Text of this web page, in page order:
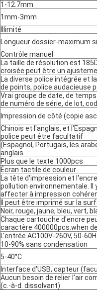
1-12.7mm
1mm-3mm
Illimité
Longueur dossier-maximum
Contrôle manuel
La taille de résolution est
croisée peut être un
La diverse police intégrée et
de points, police audacieuse
Vrai groupe de date, de
de numéro de série, de lot,
Impression de côté (copie
Chinois et l'anglais, et
police peut être facultatif
(Espagnol, Portugais, les
anglais
Plus que le texte 1000pcs
Écran tactile de couleur
La tête d'impression et
pollution environnementale. Il
affecter à impression
Il peut être imprimé sur la
Noir, rouge, jaune, bleu, vert,
Chaque cartouche d'encre
caractère 400000pcs.when
L'entrée AC100V-260V, 50-
10-90% sans condensation
5-40°C
Interface d'USB, capteur
Aucun besoin de relier l'air
(c.-à-d. dissolvant)